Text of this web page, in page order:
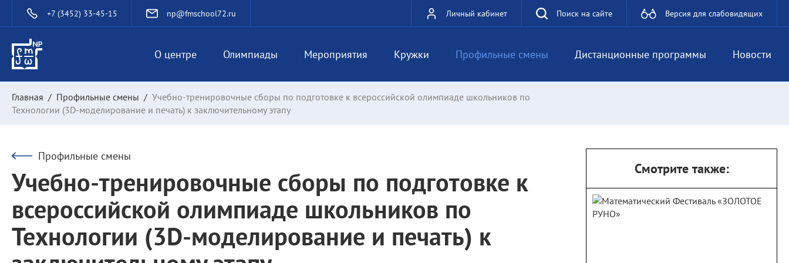
+7 (3452) 33-45-15 np@fmschool72.ru Личный кабинет Поиск на сайте Версия для слабовидящих
О центре Олимпиады Мероприятия Кружки Профильные смены Дистанционные программы Новости
Главная / Профильные смены / Учебно-тренировочные сборы по подготовке к всероссийской олимпиаде школьников по
Технологии (3D-моделирование и печать) к заключительному этапу
Профильные смены
Учебно-тренировочные сборы по подготовке к
всероссийской олимпиаде школьников по
Технологии (3D-моделирование и печать) к
Смотрите также: